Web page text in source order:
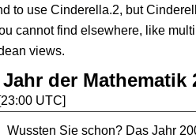
to use Cinderella.2, but
cannot find elsewhere, like
views.
der Mathematik
UTC]
Wussten Sie schon? Das Jahr